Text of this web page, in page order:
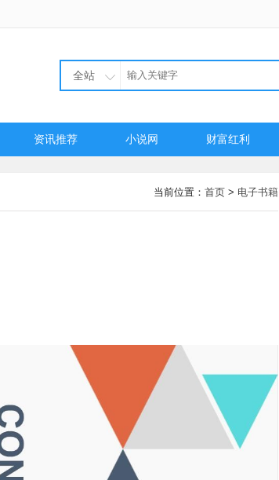
全站
资讯推荐 小说网 财富红利
当前位置： 首页 > 电子书籍